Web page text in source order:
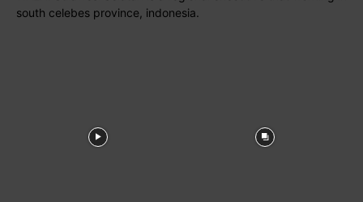
south celebes province, indonesia.